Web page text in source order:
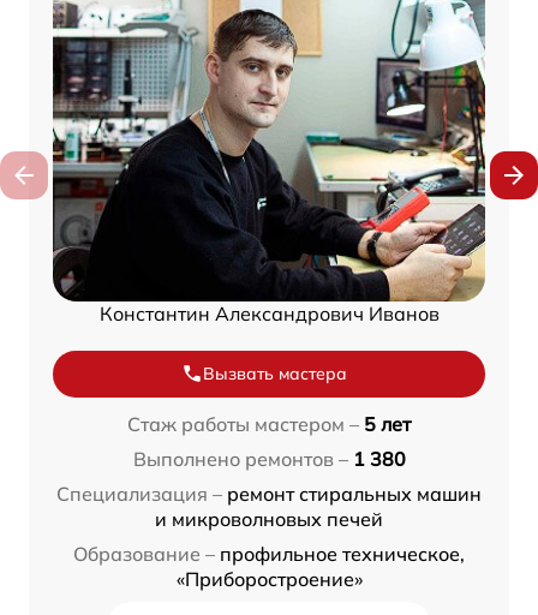
Константин Александрович Иванов
Вызвать мастера
Стаж работы мастером – 5 лет
Выполнено ремонтов – 1 380
Специализация – ремонт стиральных машин
и микроволновых печей
Образование – профильное техническое,
«Приборостроение»